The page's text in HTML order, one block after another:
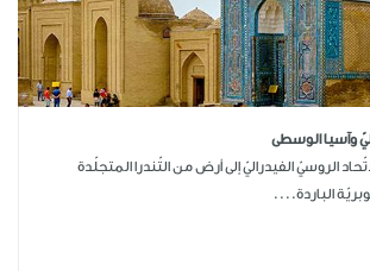
وآسيا الوسطى
الروسيّ الفيدراليّ إلى أرض من التّندرا المتجلّدة
الباردة....